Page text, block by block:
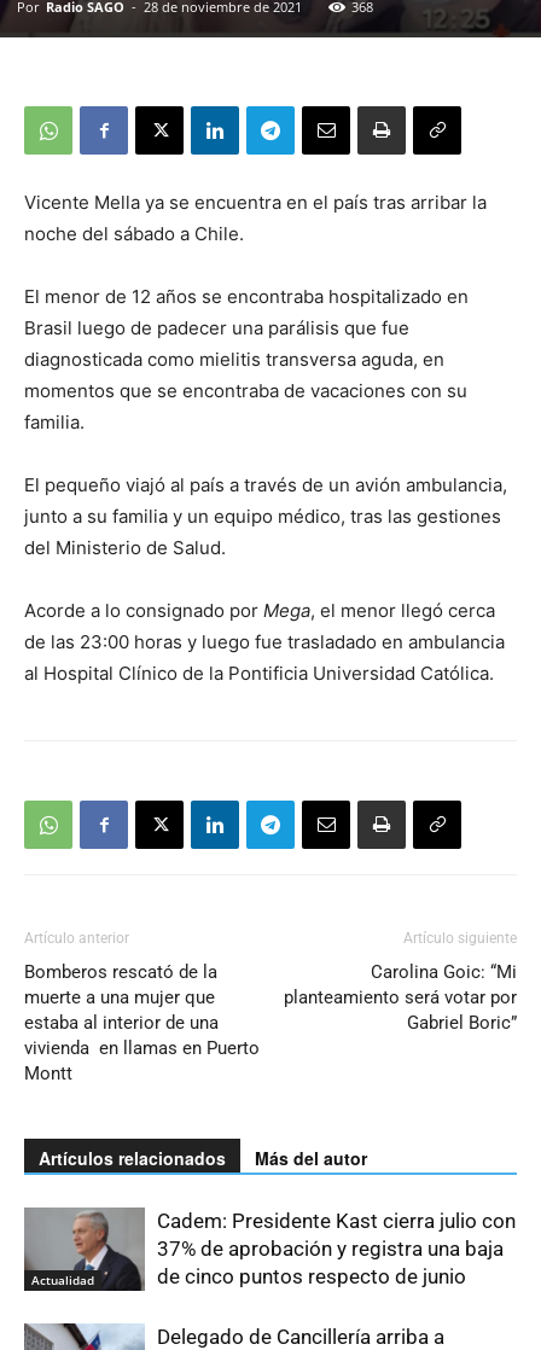
Por Radio SAGO - 28 de noviembre de 2021 368
Vicente Mella ya se encuentra en el país tras arribar la
noche del sábado a Chile.
El menor de 12 años se encontraba hospitalizado en
Brasil luego de padecer una parálisis que fue
diagnosticada como mielitis transversa aguda, en
momentos que se encontraba de vacaciones con su
familia.
El pequeño viajó al país a través de un avión ambulancia,
junto a su familia y un equipo médico, tras las gestiones
del Ministerio de Salud.
Acorde a lo consignado por Mega, el menor llegó cerca
de las 23:00 horas y luego fue trasladado en ambulancia
al Hospital Clínico de la Pontificia Universidad Católica.
Artículo anterior
Bomberos rescató de la
muerte a una mujer que
estaba al interior de una
vivienda en llamas en Puerto
Montt
Artículo siguiente
Carolina Goic: “Mi
planteamiento será votar por
Gabriel Boric”
Artículos relacionados Más del autor
Actualidad
Cadem: Presidente Kast cierra julio con
37% de aprobación y registra una baja
de cinco puntos respecto de junio
Delegado de Cancillería arriba a